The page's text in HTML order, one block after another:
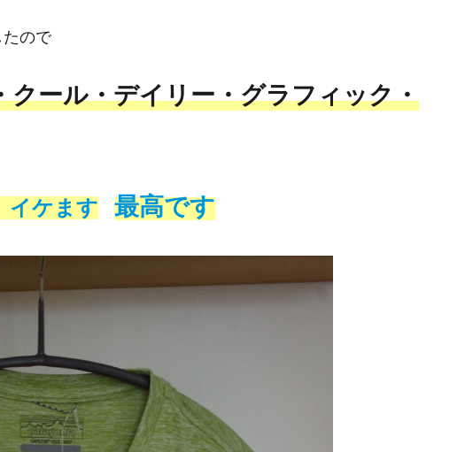
たので
ール・デイリー・グラフィック・
ケます 最高です